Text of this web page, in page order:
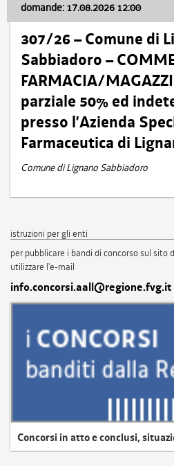
domande: 17.08.2026 12:00
307/26 – Comune di
Sabbiadoro –
FARMACIA/
parziale 50% ed
presso l’Azienda
Farmaceutica di
Comune di Lignano Sabbiadoro
istruzioni per gli enti
per pubblicare i bandi di concorso sul sito
utilizzare l'e-mail
info.concorsi.aall@regione.fvg.it
Concorsi in atto e conclusi,